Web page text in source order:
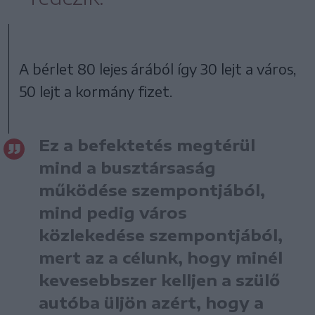
A bérlet 80 lejes árából így 30 lejt a város,
50 lejt a kormány fizet.
Ez a befektetés megtérül
mind a busztársaság
működése szempontjából,
mind pedig város
közlekedése szempontjából,
mert az a célunk, hogy minél
kevesebbszer kelljen a szülő
autóba üljön azért, hogy a